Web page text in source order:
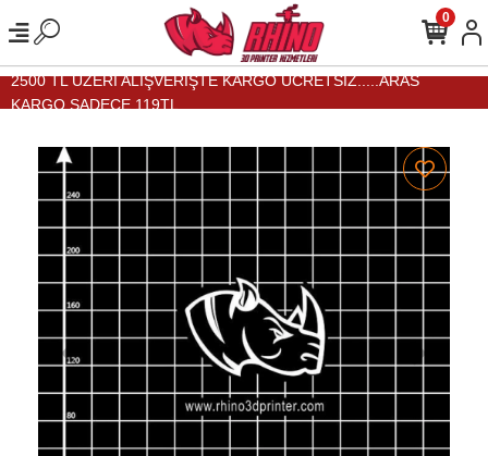
2500 TL ÜZERİ ALIŞVERİŞTE KARGO ÜCRETSİZ.....ARAS
KARGO SADECE 119TL...
0